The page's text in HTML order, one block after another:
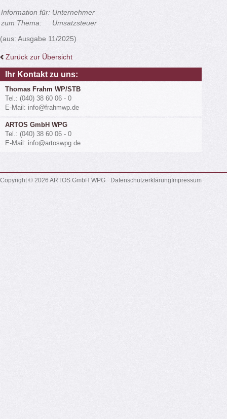
Information für: Unternehmer
zum Thema:
Umsatzsteuer
(aus: Ausgabe 11/2025)
Zurück zur Übersicht
Ihr Kontakt zu uns:
Thomas Frahm WP/STB
Tel.: (040) 38 60 06 - 0
E-Mail: info@frahmwp.de
ARTOS GmbH WPG
Tel.: (040) 38 60 06 - 0
E-Mail: info@artoswpg.de
Datenschutzerklärung Impressum
Copyright © 2026 ARTOS GmbH WPG